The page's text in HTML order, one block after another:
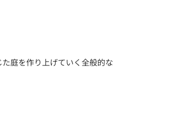
庭を作り上げていく全般的な